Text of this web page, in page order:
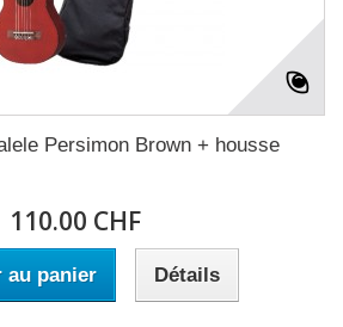
Persimon Brown + housse
110.00 CHF
au panier Détails